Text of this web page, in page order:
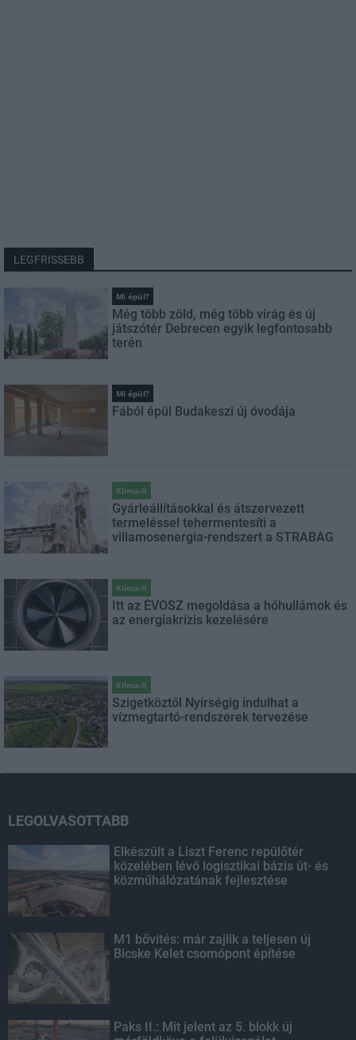
LEGFRISSEBB
Mi épül?
Még több zöld, még több virág és új
játszótér Debrecen egyik legfontosabb
terén
Mi épül?
Fából épül Budakeszi új óvodája
Klíma-X
Gyárleállításokkal és átszervezett
termeléssel tehermentesíti a
villamosenergia-rendszert a STRABAG
Klíma-X
Itt az ÉVOSZ megoldása a hőhullámok és
az energiakrízis kezelésére
Klíma-X
Szigetköztől Nyírségig indulhat a
vízmegtartó-rendszerek tervezése
LEGOLVASOTTABB
Elkészült a Liszt Ferenc repülőtér
közelében lévő logisztikai bázis út- és
közműhálózatának fejlesztése
M1 bővítés: már zajlik a teljesen új
Bicske Kelet csomópont építése
Paks II.: Mit jelent az 5. blokk új